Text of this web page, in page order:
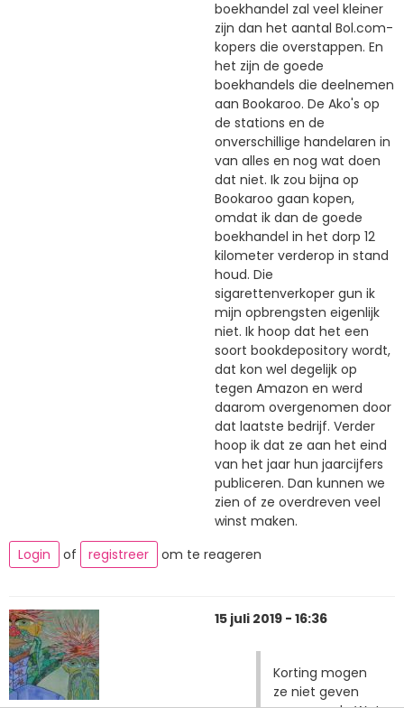
boekhandel zal veel kleiner
zijn dan het aantal Bol.com-
kopers die overstappen. En
het zijn de goede
boekhandels die deelnemen
aan Bookaroo. De Ako's op
de stations en de
onverschillige handelaren in
van alles en nog wat doen
dat niet. Ik zou bijna op
Bookaroo gaan kopen,
omdat ik dan de goede
boekhandel in het dorp 12
kilometer verderop in stand
houd. Die
sigarettenverkoper gun ik
mijn opbrengsten eigenlijk
niet. Ik hoop dat het een
soort bookdepository wordt,
dat kon wel degelijk op
tegen Amazon en werd
daarom overgenomen door
dat laatste bedrijf. Verder
hoop ik dat ze aan het eind
van het jaar hun jaarcijfers
publiceren. Dan kunnen we
zien of ze overdreven veel
winst maken.
Login
of registreer om te reageren
15 juli 2019 - 16:36
Korting mogen
ze niet geven
vanwege de Wet